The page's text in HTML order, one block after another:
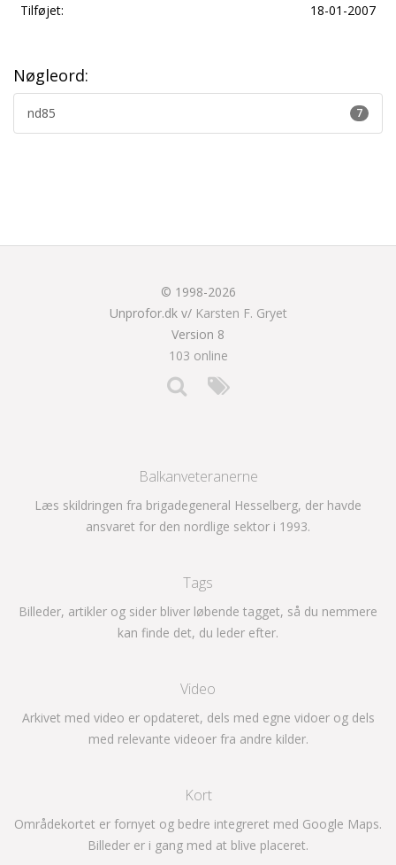
Tilføjet:
18-01-2007
Nøgleord:
7
nd85
© 1998-2026
Unprofor.dk v/ Karsten F. Gryet
Version 8
103 online
Balkanveteranerne
Læs skildringen fra brigadegeneral Hesselberg, der havde
ansvaret for den nordlige sektor i 1993.
Tags
Billeder, artikler og sider bliver løbende tagget, så du nemmere
kan finde det, du leder efter.
Video
Arkivet med video er opdateret, dels med egne vidoer og dels
med relevante videoer fra andre kilder.
Kort
Områdekortet er fornyet og bedre integreret med Google Maps.
Billeder er i gang med at blive placeret.